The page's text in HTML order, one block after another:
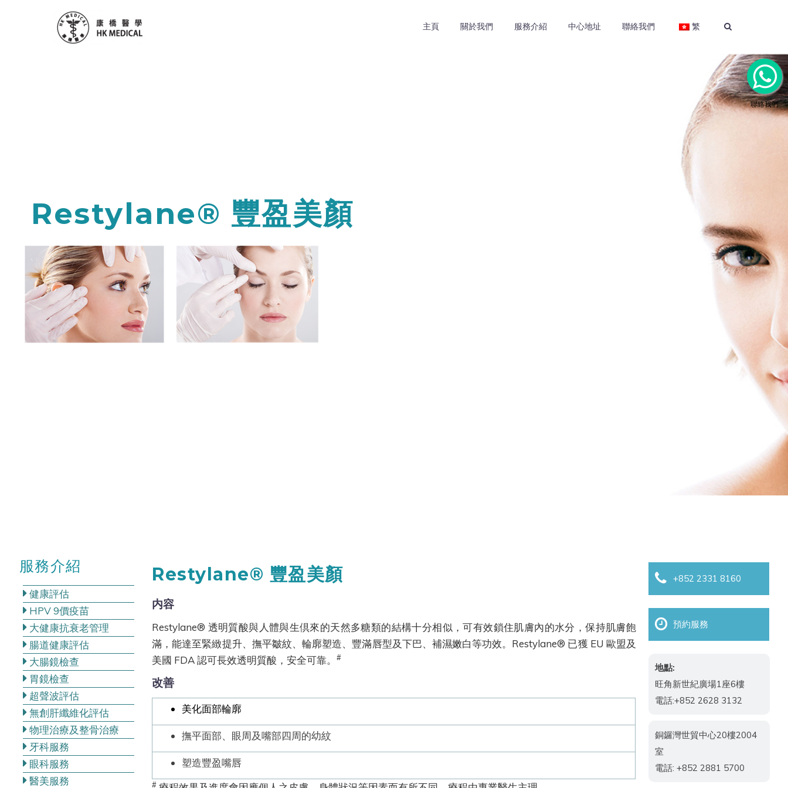
主頁 關於我們 服務介紹 中心地址 聯絡我們 繁
聯絡我們
Restylane® 豐盈美顏
服務介紹
健康評估
HPV 9價疫苗
大健康抗衰老管理
腸道健康評估
大腸鏡檢查
胃鏡檢查
超聲波評估
無創肝纖維化評估
物理治療及整骨治療
牙科服務
眼科服務
醫美服務
Restylane® 豐盈美顏
内容
Restylane® 透明質酸與人體與生倶來的天然多糖類的結構十分相似，可有效鎖住肌膚內的水分，保持肌膚飽
滿，能達至緊緻提升、撫平皺紋、輪廓塑造、豐滿唇型及下巴、補濕嫩白等功效。Restylane® 已獲 EU 歐盟及
美國 FDA 認可長效透明質酸，安全可靠。#
改善
美化面部輪廓
撫平面部、眼周及嘴部四周的幼紋
塑造豐盈嘴唇
#
+852 2331 8160
預約服務
地點:
旺角新世紀廣場1座6樓
電話:+852 2628 3132
銅鑼灣世貿中心20樓2004
室
電話: +852 2881 5700